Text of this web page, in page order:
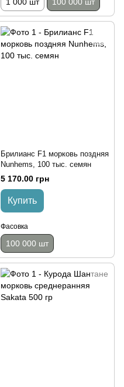
1 000 шт 100 000 шт
Брилианс F1 морковь поздняя
Nunhems, 100 тыс. семян
5 170.00 грн
Купить
Фасовка
100 000 шт